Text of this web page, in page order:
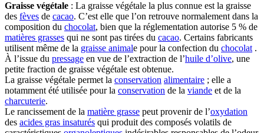
Graisse végétale : La graisse végétale la plus connue est la graisse
des fèves de cacao. C’est elle que l’on retrouve normalement dans la
composition du chocolat, bien que la réglementation autorise 5 % de
matières grasses qui ne sont pas tirées du cacao. Certains fabricants
utilisent même de la graisse animale pour la confection du chocolat .
À l’issue du pressage en vue de l’extraction de l’huile d’olive, une
petite fraction de graisse végétale est obtenue.
La graisse végétale permet la conservation alimentaire ; elle a
notamment été utilisée pour la conservation de la viande et de la
charcuterie.
Le rancissement de la matière grasse peut provenir de l’oxydation
des acides gras insaturés qui produit des composés volatils de